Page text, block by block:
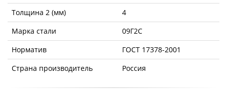
Толщина 2 (мм)
4
Марка стали
09Г2С
Норматив
ГОСТ 17378-2001
Страна производитель
Россия